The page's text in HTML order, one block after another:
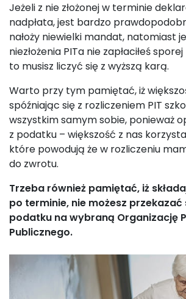
Jeżeli z nie złożonej w terminie
nadpłata, jest bardzo
nałoży niewielki mandat, natomiast
niezłożenia PITa nie zapłaciłeś
to musisz liczyć się z wyższą karą.
Warto przy tym pamiętać, iż
spóźniając się z rozliczeniem PIT
wszystkim samym sobie, ponieważ
z podatku – większość z nas
które powodują że w rozliczeniu
do zwrotu.
Trzeba również pamiętać, iż
po terminie, nie możesz przekazać
podatku na wybraną Organizację
Publicznego.